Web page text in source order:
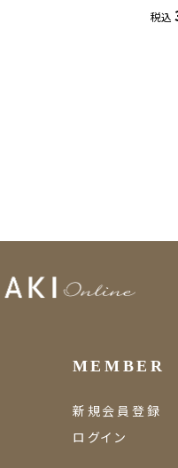
税込
MEMBER
新規会員登録
ログイン